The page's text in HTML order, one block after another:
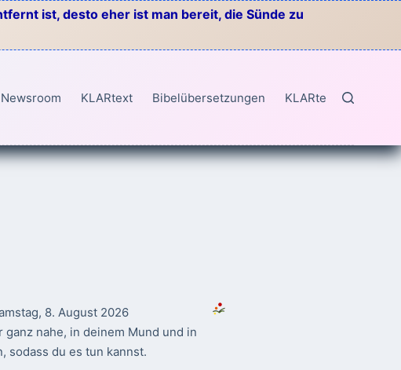
ist, desto eher ist man bereit, die Sünde zu
Newsroom KLARtext Bibelübersetzungen KLARtext
8. August 2026
ganz nahe, in deinem Mund und in
sodass du es tun kannst.